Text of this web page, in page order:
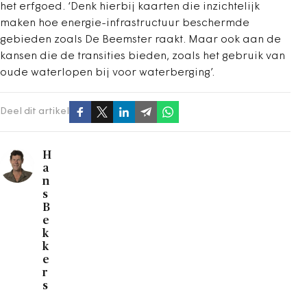
het erfgoed. ‘Denk hierbij kaarten die inzichtelijk
maken hoe energie-infrastructuur beschermde
gebieden zoals De Beemster raakt. Maar ook aan de
kansen die de transities bieden, zoals het gebruik van
oude waterlopen bij voor waterberging’.
Deel dit artikel
H
a
n
s
B
e
k
k
e
r
s